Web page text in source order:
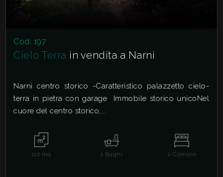
Cod. 197
Cielo Terra in vendita a Narni
Narni centro storico -Caratteristico palazzetto cielo-
terra in pietra con garage  Immobile storico unicoNel
cuore del centro storico,...
110 mq 1 Bagni 2 Camere